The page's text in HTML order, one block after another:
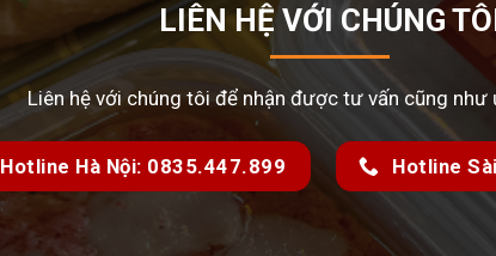
LIÊN HỆ VỚI CHÚNG
Liên hệ với chúng tôi để nhận được tư vấn cũng
Hotline Hà Nội: 0835.447.899 Hotline